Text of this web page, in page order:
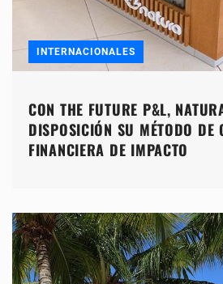
INTERNACIONALES
CON THE FUTURE P&L,
DISPOSICIÓN SU MÉTODO DE
FINANCIERA DE IMPACTO